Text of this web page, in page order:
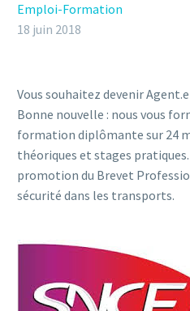
Emploi-Formation
18 juin 2018
Vous souhaitez devenir
Bonne nouvelle : nous vous
formation diplômante sur 24
théoriques et stages
promotion du Brevet
sécurité dans les transports.